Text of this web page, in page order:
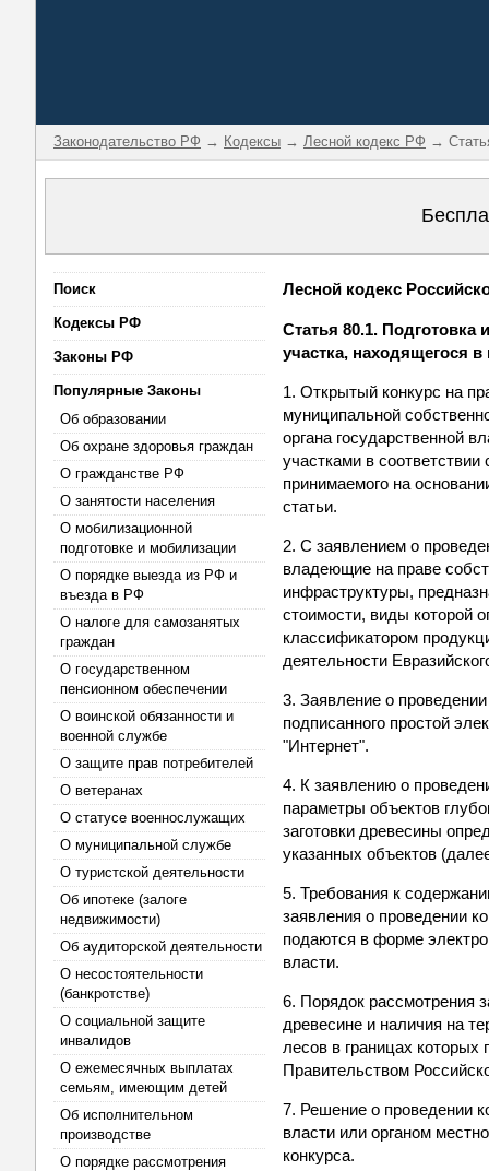
Законодательство РФ → Кодексы → Лесной кодекс РФ →
Поиск
Кодексы РФ
Законы РФ
Популярные Законы
Об образовании
Об охране здоровья граждан
О гражданстве РФ
О занятости населения
О мобилизационной
подготовке и мобилизации
О порядке выезда из РФ и
въезда в РФ
О налоге для самозанятых
граждан
О государственном
пенсионном обеспечении
О воинской обязанности и
военной службе
О защите прав потребителей
О ветеранах
О статусе военнослужащих
О муниципальной службе
О туристской деятельности
Об ипотеке (залоге
недвижимости)
Об аудиторской деятельности
О несостоятельности
(банкротстве)
О социальной защите
инвалидов
О ежемесячных выплатах
семьям, имеющим детей
Об исполнительном
производстве
О порядке рассмотрения
Лесной кодекс
Статья 80.1. Подготовка
участка, находящегося
1. Открытый конкурс на
муниципальной
органа государственной
участками в
принимаемого на
статьи.
2. С заявлением о
владеющие на праве
инфраструктуры,
стоимости, виды которой
классификатором
деятельности
3. Заявление о
подписанного простой
"Интернет".
4. К заявлению о
параметры объектов
заготовки древесины
указанных объектов
5. Требования к
заявления о проведении
подаются в форме
власти.
6. Порядок рассмотрения
древесине и наличия на
лесов в границах
Правительством
7. Решение о проведении
власти или органом
конкурса.